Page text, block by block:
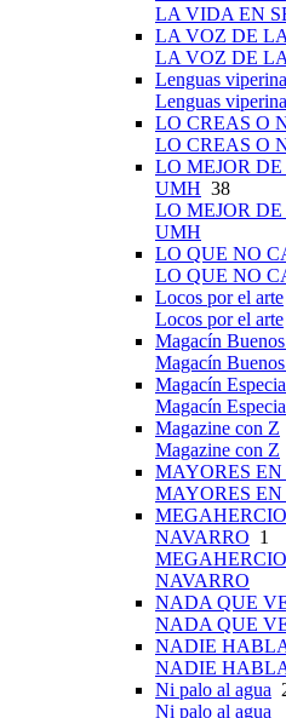
LA VIDA EN
LA VOZ DE
LA VOZ DE
Lenguas
Lenguas
LO CREAS O
LO CREAS O
LO MEJOR
UMH 38
LO MEJOR
UMH
LO QUE NO
LO QUE NO
Locos por el arte
Locos por el arte
Magacín
Magacín
Magacín
Magacín
Magazine con Z
Magazine con Z
MAYORES
MAYORES
NAVARRO 1
NAVARRO
NADA QUE
NADA QUE
NADIE
NADIE
Ni palo al agua
Ni palo al agua